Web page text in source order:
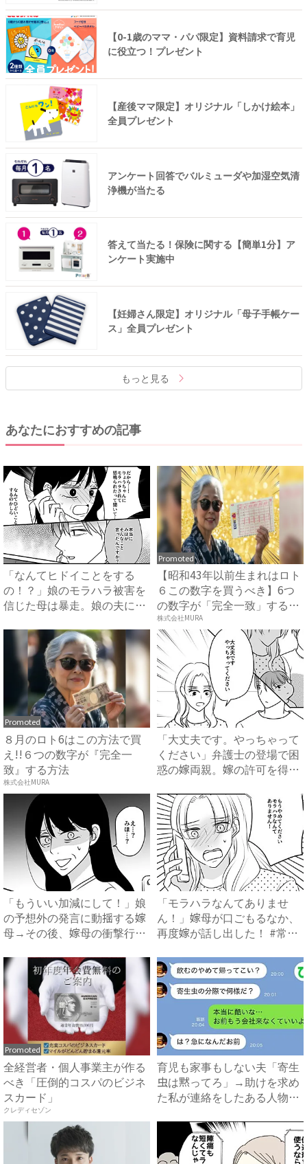
【0-1歳のママ・パパ限定】資料請求で育児
に役立つ！プレゼント
【産後ママ限定】オリジナル「しかけ絵本」
全員プレゼント
アンケート回答でバルミューダや加湿空気清
浄機が当たる
答えて当たる！保険に関する【簡単1分】ア
ンケート実施中
【妊婦さん限定】オリジナル「母子手帳ケー
ス」全員プレゼント
もっと見る
あなたにおすすめの記事
「なんてヒドイことをする
の！？」娘のモラハラ被害を
信じた母は暴走。娘の夫に電
Promoted
【昭和43年以前生まれはロト
６この数字を買うべき】6つ
の数字が「完全一致」する
方...
株式会社MURA
Promoted
８月のロト6はこの方法で買
え!!６つの数字が『完全一
致』する方法
株式会社MURA
「大丈夫です。やっちゃって
ください」弁護士の登場で困
惑の嫁両親。嫁の許可を得た
「もういい加減にして！」娘
の予想外の発言に動揺する嫁
母→その後、嫁母の衝撃行動
「モラハラなんてありませ
ん！」嫁母が口ごもるなか、
再度嫁が話し出した！ #常識
Promoted
全経営者・個人事業主が作る
べき「圧倒的コスパのビジネ
スカード」
クレディセゾン
育児も家事もしない夫「寄生
虫は黙ってろ」→助けを求め
た私が連絡をしたある人物と